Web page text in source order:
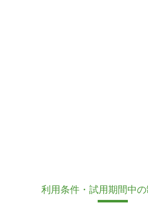
利用条件・試用期間中